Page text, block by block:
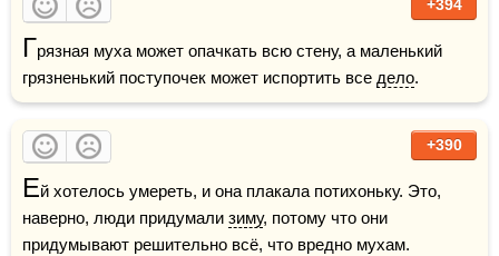
+394
Грязная муха может опачкать всю стену, а малень­кий
грязненький поступочек может испортить все дело.
+390
Ей хотелось умереть, и она плакала потихоньку. Это,
наверно, люди придумали зиму, потому что они
придумывают решительно всё, что вредно мухам.